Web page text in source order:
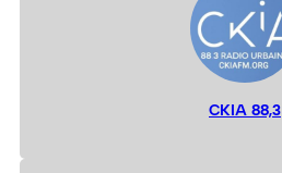
CKIA 88,3